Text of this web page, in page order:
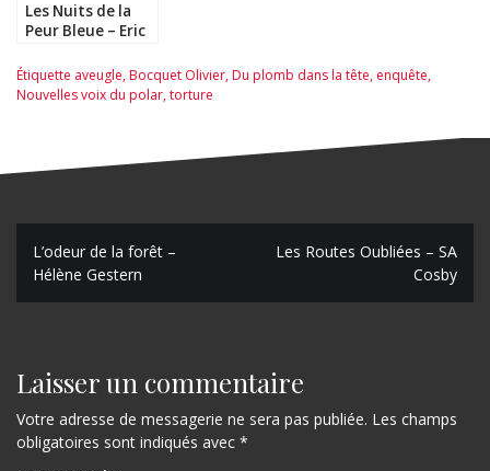
Les Nuits de la
Peur Bleue – Eric
Étiquette aveugle,Bocquet Olivier,Du plomb dans la tête, enquête,
Nouvelles voix du polar,torture
N
a
i
g
a
L’odeur de la forêt –
Hélène Gestern
Les Routes Oubliées – SA
Cosby
Laisser un commentaire
Votre adresse de messagerie ne sera pas publiée. Les champs
obligatoires sont indiqués avec *